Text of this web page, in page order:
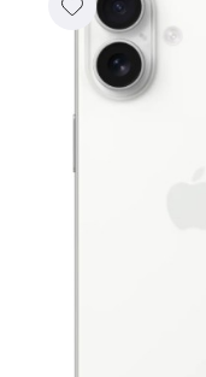
Контакты